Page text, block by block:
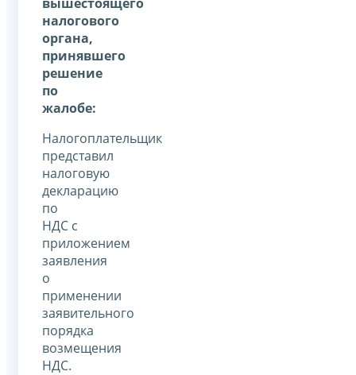
налогового
органа,
принявшего
решение
по
жалобе:
Налогоплательщик
представил
налоговую
декларацию
по
НДС с
приложением
заявления
о
применении
заявительного
порядка
возмещения
НДС.